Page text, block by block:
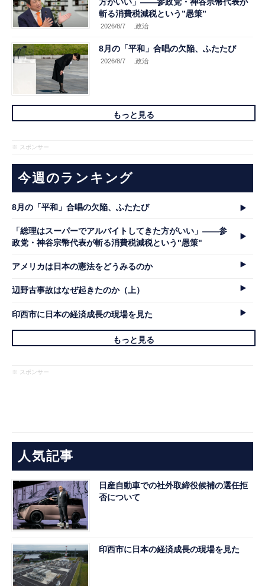
斬る消費税減税という”愚策”
2026/8/7 .政治
8月の「平和」合唱の欠陥、ふたたび
2026/8/7 .政治
もっと見る
※ スポンサー
今週のランキング
8月の「平和」合唱の欠陥、ふたたび
「総理はスーパーでアルバイトしてきた方がいい」――参
政党・神谷宗幣代表が斬る消費税減税という"愚策"
アメリカは日本の憲法をどうみるのか
辺野古事故はなぜ起きたのか（上）
印西市に日本の経済成長の現場を見た
もっと見る
※ スポンサー
人気記事
日産自動車での社外取締役候補の選任拒
否について
印西市に日本の経済成長の現場を見た